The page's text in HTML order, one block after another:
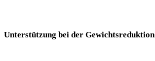
Unterstützung bei der Gewichtsreduktion